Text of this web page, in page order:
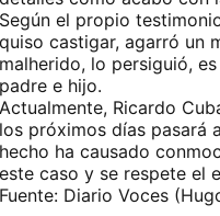
Según el propio
quiso castigar, agarró un
malherido, lo persiguió,
padre e hijo.
Actualmente, Ricardo
los próximos días pasará
hecho ha causado
este caso y se respete el
Fuente: Diario Voces